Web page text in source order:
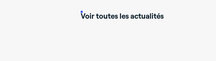
Voir toutes les actualités